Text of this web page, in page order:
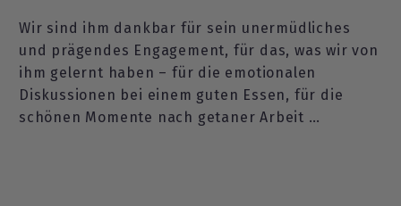
Wir sind ihm dankbar für sein unermüdliches
und prägendes Engagement, für das, was wir von
ihm gelernt haben – für die emotionalen
Diskussionen bei einem guten Essen, für die
schönen Momente nach getaner Arbeit …